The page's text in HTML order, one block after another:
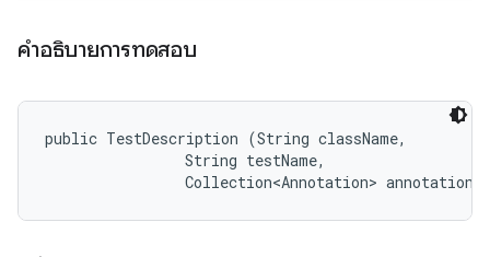
คำอธิบายการทดสอบ
public TestDescription (String className,
                String testName,
Collection<Annotation>